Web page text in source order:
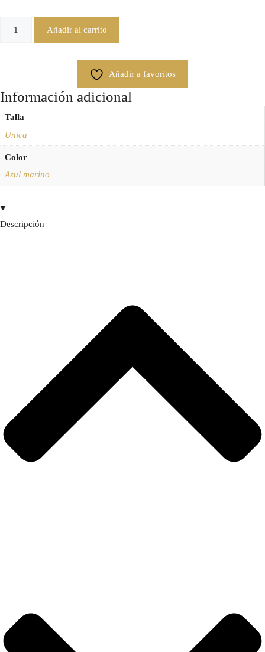
Añadir al carrito
Añadir a favoritos
Información adicional
Talla
Unica
Color
Azul marino
Descripción